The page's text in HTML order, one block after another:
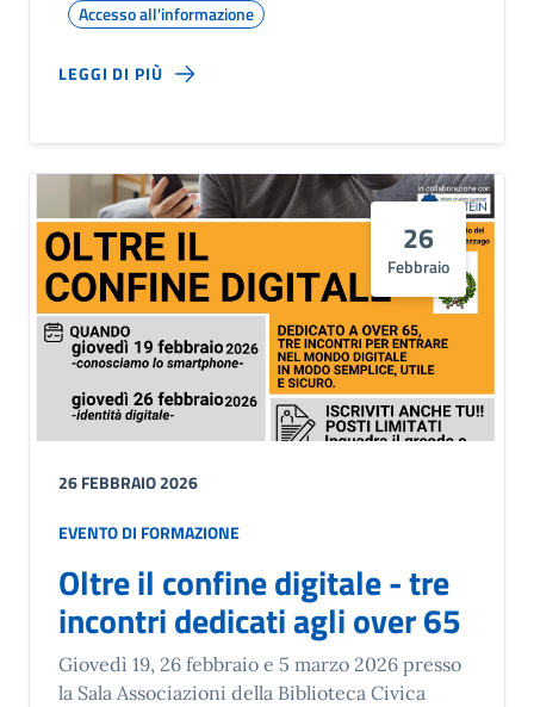
Accesso all'informazione
LEGGI DI PIÙ
26
Febbraio
26 FEBBRAIO 2026
EVENTO DI FORMAZIONE
Oltre il confine digitale - tre
incontri dedicati agli over 65
Giovedì 19, 26 febbraio e 5 marzo 2026 presso
la Sala Associazioni della Biblioteca Civica